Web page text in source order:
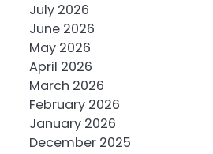
July 2026
June 2026
May 2026
April 2026
March 2026
February 2026
January 2026
December 2025